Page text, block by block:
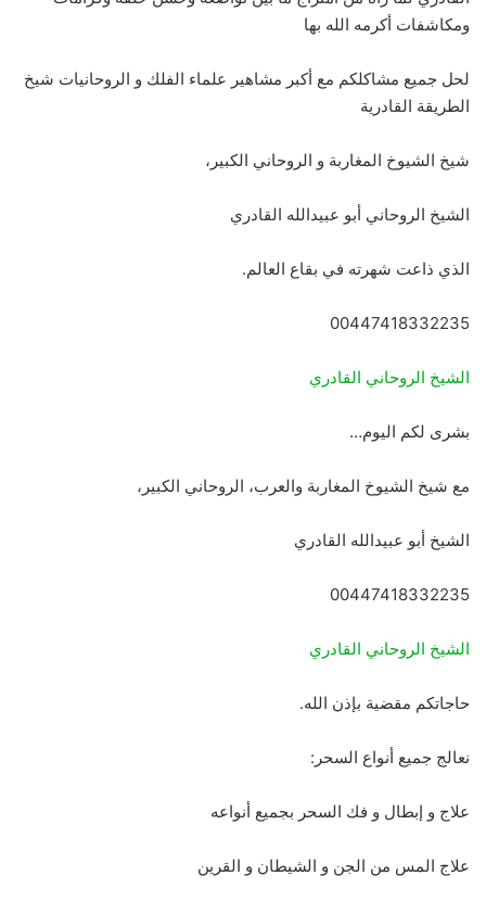
ومكاشفات أكرمه الله بها
لحل جميع مشاكلكم مع أكبر مشاهير علماء الفلك و الروحانيات شيخ
الطريقة القادرية
شيخ الشيوخ المغاربة و الروحاني الكبير،
الشيخ الروحاني أبو عبيدالله القادري
الذي ذاعت شهرته في بقاع العالم.
00447418332235
الشيخ الروحاني القادري
بشرى لكم اليوم…
مع شيخ الشيوخ المغاربة والعرب، الروحاني الكبير،
الشيخ أبو عبيدالله القادري
00447418332235
الشيخ الروحاني القادري
حاجاتكم مقضية بإذن الله.
نعالج جميع أنواع السحر:
علاج و إبطال و فك السحر بجميع أنواعه
علاج المس من الجن و الشيطان و القرين